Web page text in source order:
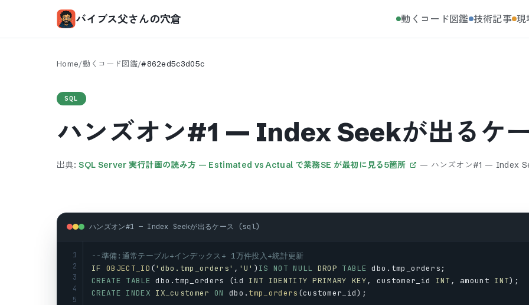
バイブス父さんの穴倉 動くコード図鑑 技術記事 現
Home/動くコード図鑑/#862ed5c3d05c
SQL
ハンズオン#1 — Index Seekが出るケ
出典: SQL Server 実行計画の読み方 — Estimated vs Actual で業務SE が最初に見る5箇所 — ハンズオン#1 — Index
ハンズオン#1 — Index Seekが出るケース (sql)
1
2
3
4
5
--準備:通常テーブル+インデックス+ 1万件投入+統計更新
IF OBJECT_ID ('dbo.tmp_orders' , 'U' ) IS NOT NULL DROP TABLE dbo . tmp_orders ;
CREATE TABLE dbo . tmp_orders (id INT IDENTITY PRIMARY KEY, customer_id INT , amount INT);
CREATE INDEX IX_customer ON dbo . tmp_orders (customer_id);